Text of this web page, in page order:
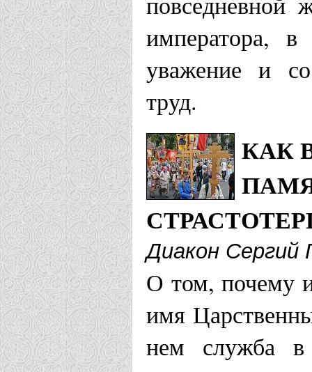
Волжская
Храм
пос. Мари-
Воронежская
императора,
уважение и
труд.
КАК
Диакон Сергий
О том, почему
имя
нем служба в